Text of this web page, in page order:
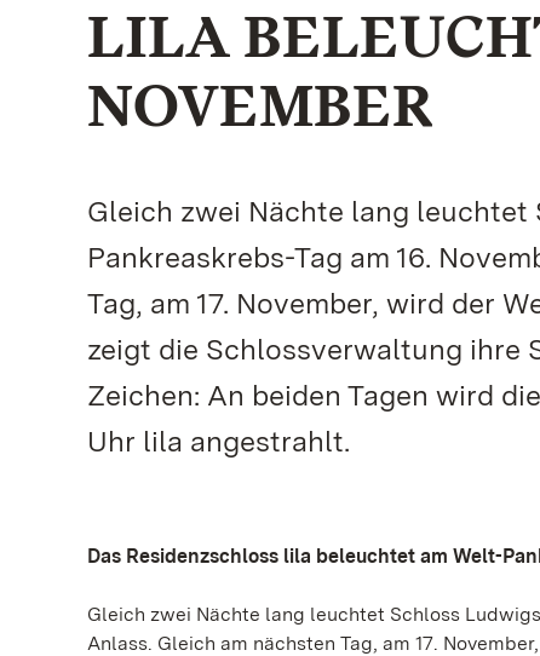
LILA
NOVEMBER
Gleich zwei Nächte lang
Pankreaskrebs-Tag am 16.
Tag, am 17. November, wird der
zeigt die Schlossverwaltung ihre
Zeichen: An beiden Tagen wird
Uhr lila angestrahlt.
Das Residenzschloss lila beleuchtet am Welt-
Gleich zwei Nächte lang leuchtet Schloss
Anlass. Gleich am nächsten Tag, am 17.